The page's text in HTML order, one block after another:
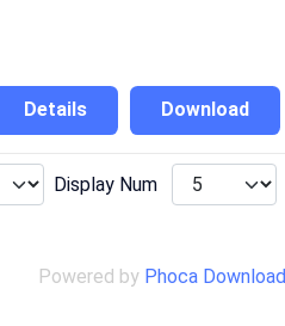
Download
Details
Display Num
Powered by Phoca Download